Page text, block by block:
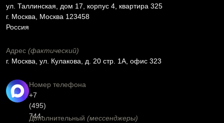
ул. Таллинская, дом 17, корпус 4, квартира 325
г. Москва, Москва 123458
Россия
Адрес (фактический)
г. Москва, ул. Кулакова, д. 20 стр. 1А, офис 323
Номер телефона
+7
(495)
744-
Дополнительный (мессенджеры)